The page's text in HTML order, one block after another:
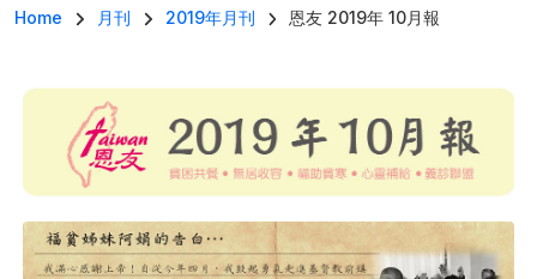
導航連結
Home 月刊 2019年月刊 恩友 2019年 10月報